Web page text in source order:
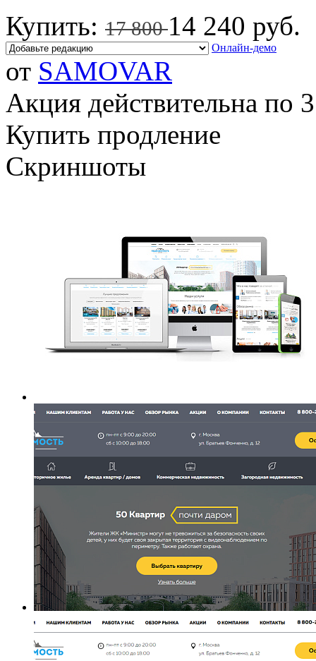
Купить: 17 80014 240 руб.
Онлайн-демо
от SAMOVAR
Акция действительна по
Купить продление
Скриншоты